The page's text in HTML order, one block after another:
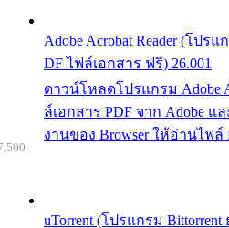
Adobe Acrobat Reader (โปร
DF ไฟล์เอกสาร ฟรี) 26.001
ดาวน์โหลดโปรแกรม Adobe
ล์เอกสาร PDF จาก Adobe
งานของ Browser ให้อ่านไฟล์
uTorrent (โปรแกรม